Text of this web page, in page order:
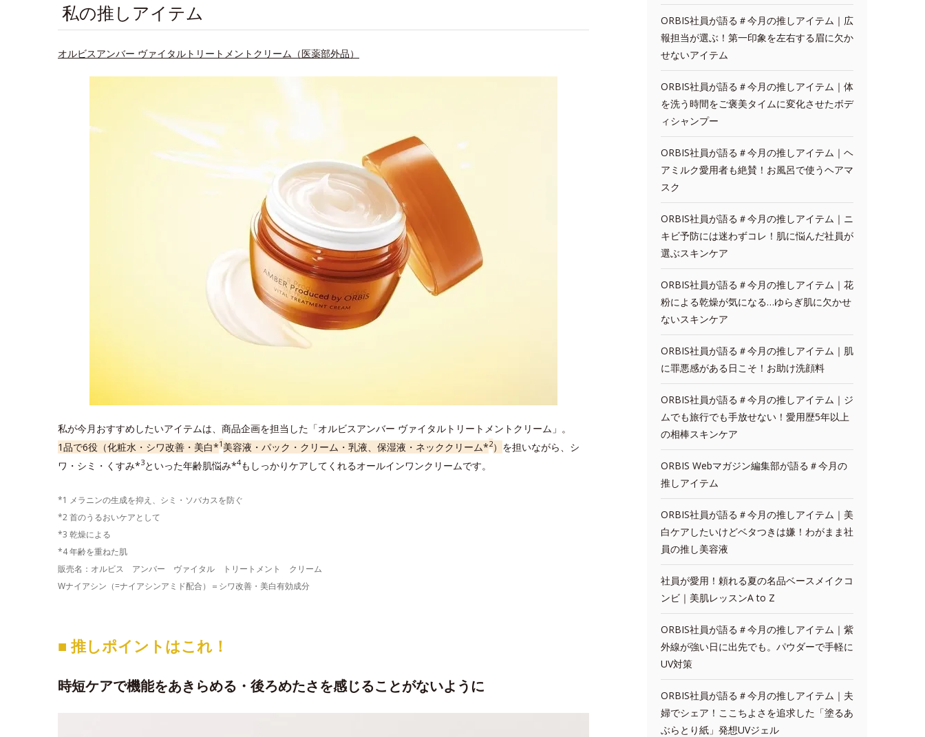
私の推しアイテム
オルビスアンバー ヴァイタルトリートメントクリーム（医薬部外品）
私が今月おすすめしたいアイテムは、商品企画を担当した「オルビスアンバー ヴァイタルトリートメントクリーム」。
1品で6役（化粧水・シワ改善・美白*1 美容液・パック・クリーム・乳液、保湿液・ネッククリーム*2） を担いながら、シ
ワ・シミ・くすみ*3といった年齢肌悩み*4もしっかりケアしてくれるオールインワンクリームです。
*1 メラニンの生成を抑え、シミ・ソバカスを防ぐ
*2 首のうるおいケアとして
*3 乾燥による
*4 年齢を重ねた肌
販売名：オルビス アンバー ヴァイタル トリートメント クリーム
Wナイアシン（=ナイアシンアミド配合）＝シワ改善・美白有効成分
■ 推しポイントはこれ！
時短ケアで機能をあきらめる・後ろめたさを感じることがないように
ORBIS社員が語る＃今月の推しアイテム｜広
報担当が選ぶ！第一印象を左右する眉に欠か
せないアイテム
ORBIS社員が語る＃今月の推しアイテム｜体
を洗う時間をご褒美タイムに変化させたボデ
ィシャンプー
ORBIS社員が語る＃今月の推しアイテム｜ヘ
アミルク愛用者も絶賛！お風呂で使うヘアマ
スク
ORBIS社員が語る＃今月の推しアイテム｜ニ
キビ予防には迷わずコレ！肌に悩んだ社員が
選ぶスキンケア
ORBIS社員が語る＃今月の推しアイテム｜花
粉による乾燥が気になる…ゆらぎ肌に欠かせ
ないスキンケア
ORBIS社員が語る＃今月の推しアイテム｜肌
に罪悪感がある日こそ！お助け洗顔料
ORBIS社員が語る＃今月の推しアイテム｜ジ
ムでも旅行でも手放せない！愛用歴5年以上
の相棒スキンケア
ORBIS Webマガジン編集部が語る＃今月の
推しアイテム
ORBIS社員が語る＃今月の推しアイテム｜美
白ケアしたいけどベタつきは嫌！わがまま社
員の推し美容液
社員が愛用！頼れる夏の名品ベースメイクコ
ンビ｜美肌レッスンA to Z
ORBIS社員が語る＃今月の推しアイテム｜紫
外線が強い日に出先でも。パウダーで手軽に
UV対策
ORBIS社員が語る＃今月の推しアイテム｜夫
婦でシェア！ここちよさを追求した「塗るあ
ぶらとり紙」発想UVジェル